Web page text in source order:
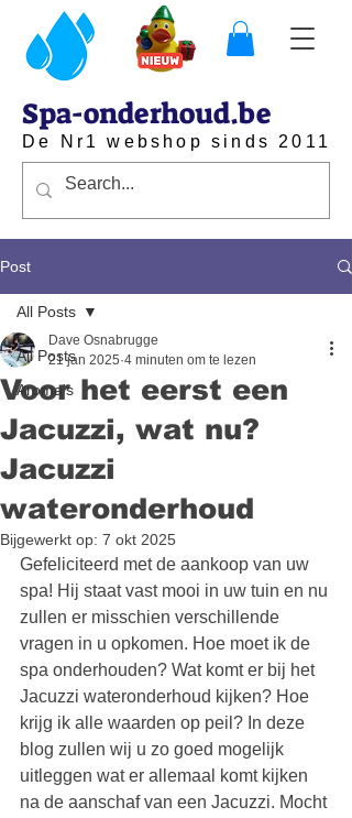
De Nr1 webshop sinds 2011
Spa-onderhoud.be
Post
All Posts
Aroma's
All Posts
Voor het eerst een
Jacuzzi, wat nu?
Jacuzzi
wateronderhoud
Dave Osnabrugge
21 jan 2025 4 minuten om te lezen
Bijgewerkt op: 7 okt 2025
Gefeliciteerd met de aankoop van uw
spa! Hij staat vast mooi in uw tuin en nu
zullen er misschien verschillende
vragen in u opkomen. Hoe moet ik de
spa onderhouden? Wat komt er bij het
Jacuzzi wateronderhoud kijken? Hoe
krijg ik alle waarden op peil? In deze
blog zullen wij u zo goed mogelijk
uitleggen wat er allemaal komt kijken
na de aanschaf van een Jacuzzi. Mocht